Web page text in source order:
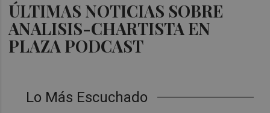
ÚLTIMAS NOTICIAS SOBRE
ANALISIS-CHARTISTA EN
PLAZA PODCAST
Lo Más Escuchado